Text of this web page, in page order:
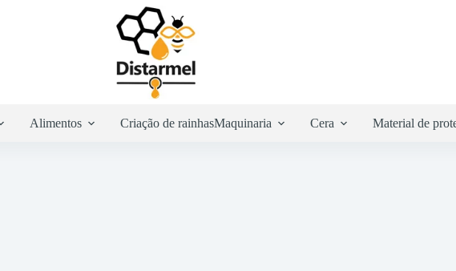
Alimentos Criação de rainhasMaquinaria Cera Material de